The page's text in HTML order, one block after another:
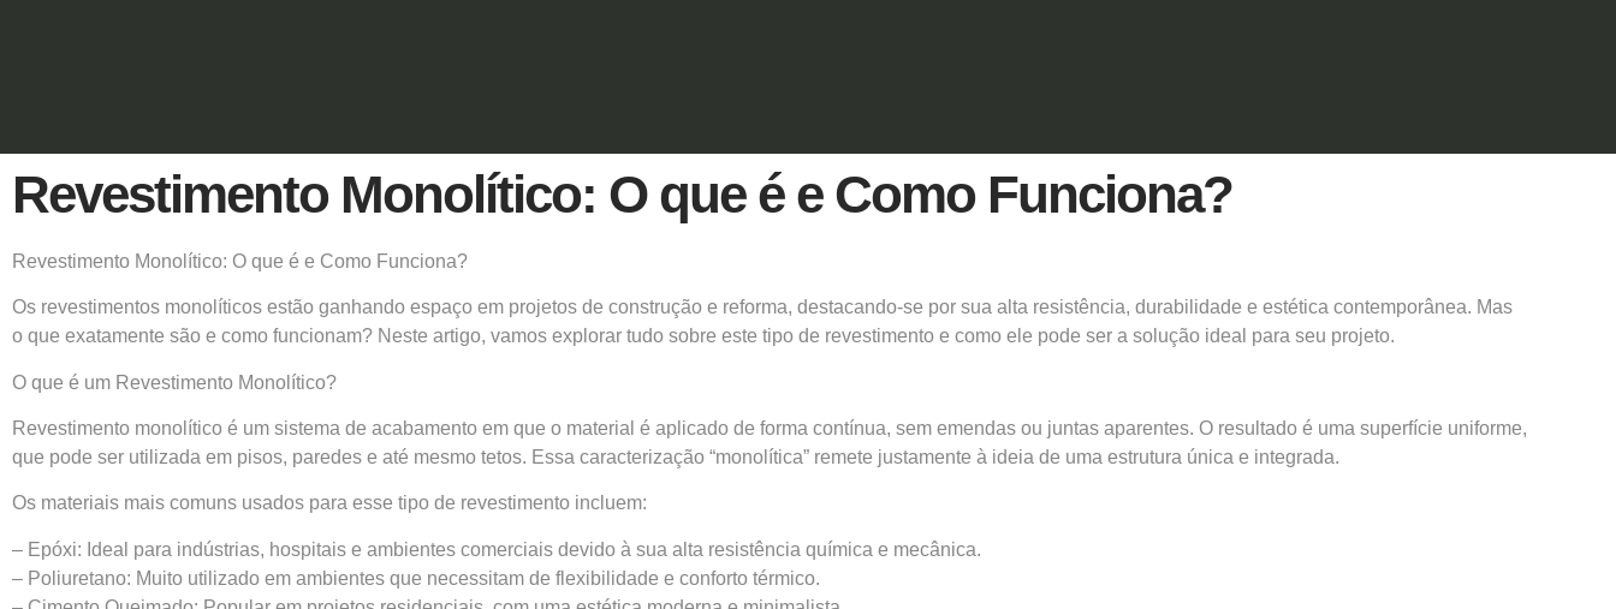
Revestimento Monolítico: O que é e Como Funciona?
Revestimento Monolítico: O que é e Como Funciona?
Os revestimentos monolíticos estão ganhando espaço em projetos de construção e reforma, destacando-se por sua alta resistência, durabilidade e estética contemporânea. Mas
o que exatamente são e como funcionam? Neste artigo, vamos explorar tudo sobre este tipo de revestimento e como ele pode ser a solução ideal para seu projeto.
O que é um Revestimento Monolítico?
Revestimento monolítico é um sistema de acabamento em que o material é aplicado de forma contínua, sem emendas ou juntas aparentes. O resultado é uma superfície uniforme,
que pode ser utilizada em pisos, paredes e até mesmo tetos. Essa caracterização “monolítica” remete justamente à ideia de uma estrutura única e integrada.
Os materiais mais comuns usados para esse tipo de revestimento incluem:
– Epóxi: Ideal para indústrias, hospitais e ambientes comerciais devido à sua alta resistência química e mecânica.
– Poliuretano: Muito utilizado em ambientes que necessitam de flexibilidade e conforto térmico.